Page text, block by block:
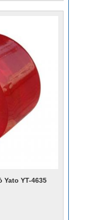
Yato YT-4635